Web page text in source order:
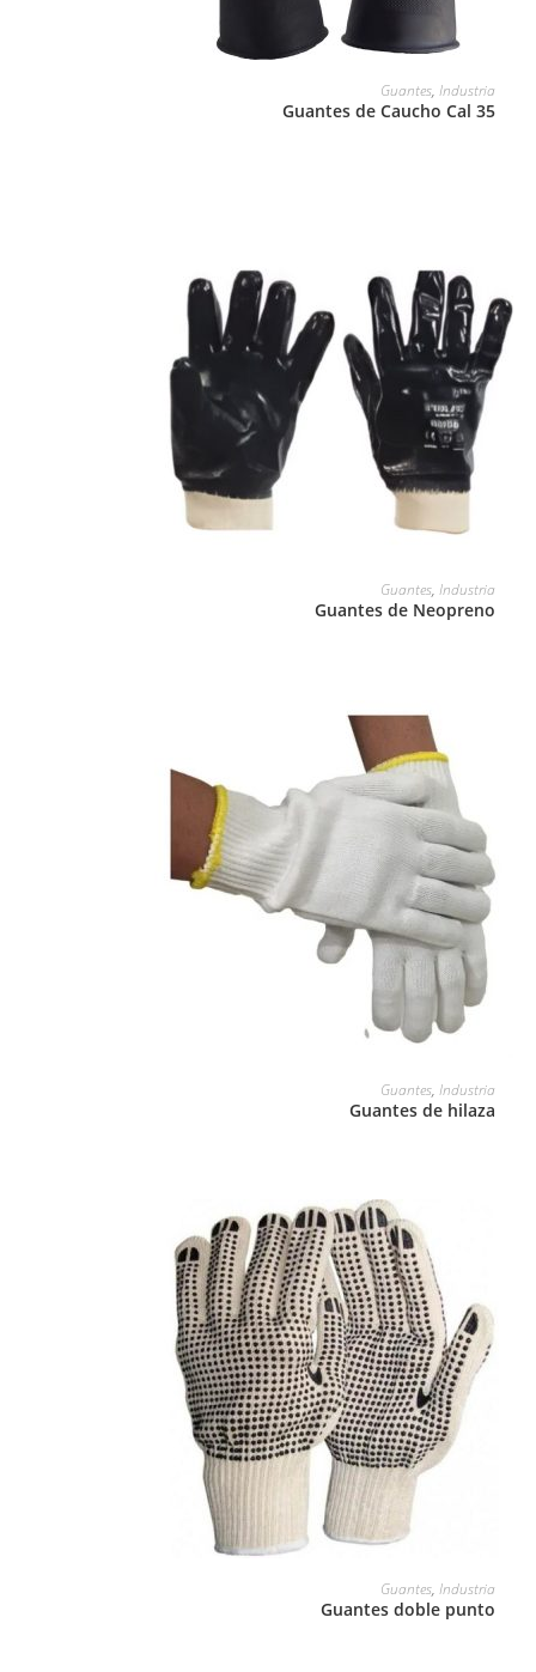
Guantes,Industria
Guantes de Caucho Cal 35
Guantes,Industria
Guantes de Neopreno
Guantes,Industria
Guantes de hilaza
Guantes,Industria
Guantes doble punto